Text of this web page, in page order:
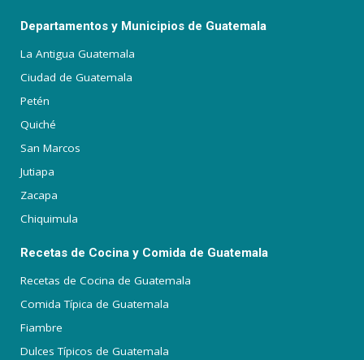
Departamentos y Municipios de Guatemala
La Antigua Guatemala
Ciudad de Guatemala
Petén
Quiché
San Marcos
Jutiapa
Zacapa
Chiquimula
Recetas de Cocina y Comida de Guatemala
Recetas de Cocina de Guatemala
Comida Típica de Guatemala
Fiambre
Dulces Típicos de Guatemala